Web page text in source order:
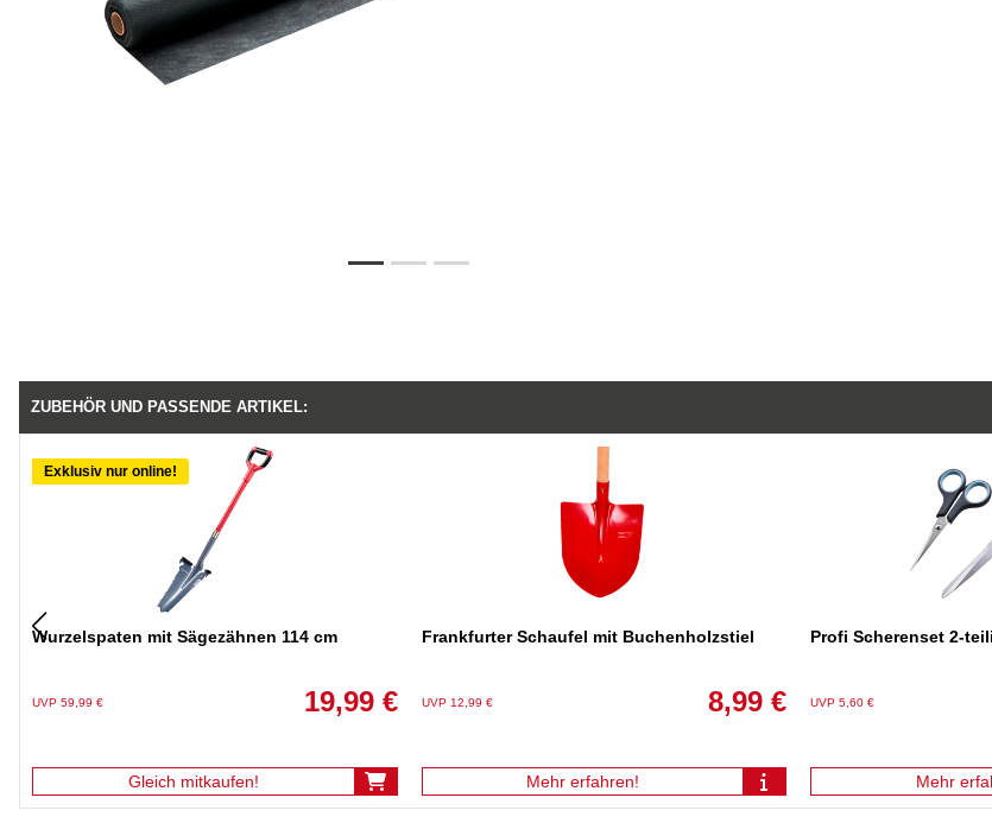
ZUBEHÖR UND PASSENDE ARTIKEL:
Exklusiv nur online!
Wurzelspaten mit Sägezähnen 114 cm
UVP 59,99 € 19,99 €
Gleich mitkaufen!
Frankfurter Schaufel mit Buchenholzstiel
UVP 12,99 € 8,99 €
Mehr erfahren!
Profi Scherenset 2-
UVP 5,60 €
Mehr